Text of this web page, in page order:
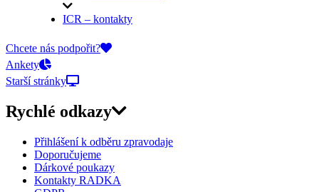
ICR – kontakty
On-line přihlášky
Chcete nás podpořit?
Ankety
Starší stránky
Rychlé odkazy
Přihlášení k odběru zpravodaje
Doporučujeme
Dárkové poukazy
Kontakty RADKA